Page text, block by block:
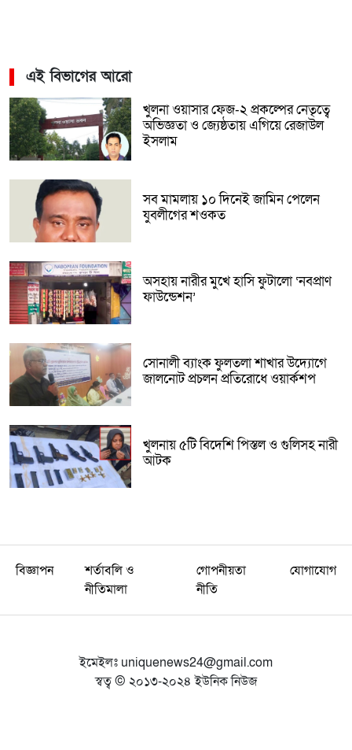
এই বিভাগের আরো
খুলনা ওয়াসার ফেজ-২ প্রকল্পের নেতৃত্বে
অভিজ্ঞতা ও জ্যেষ্ঠতায় এগিয়ে রেজাউল
ইসলাম
সব মামলায় ১০ দিনেই জামিন পেলেন
যুবলীগের শওকত
অসহায় নারীর মুখে হাসি ফুটালো ‘নবপ্রাণ
ফাউন্ডেশন’
সোনালী ব্যাংক ফুলতলা শাখার উদ্যোগে
জালনোট প্রচলন প্রতিরোধে ওয়ার্কশপ
খুলনায় ৫টি বিদেশি পিস্তল ও গুলিসহ নারী
আটক
বিজ্ঞাপন
শর্তাবলি ও
নীতিমালা
গোপনীয়তা
নীতি
যোগাযোগ
ইমেইলঃ uniquenews24@gmail.com
স্বত্ব © ২০১৩-২০২৪ ইউনিক নিউজ